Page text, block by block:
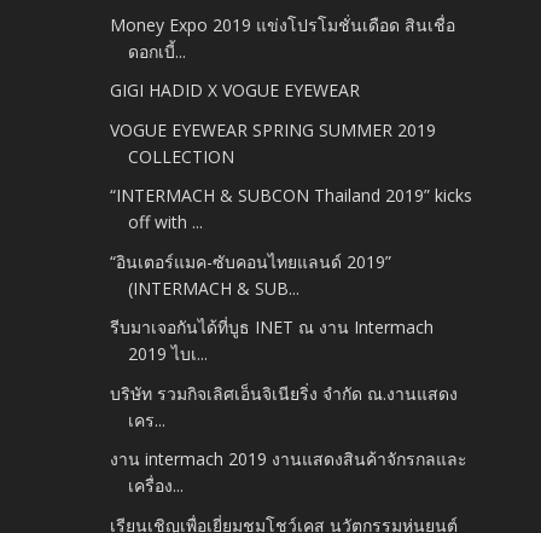
Money Expo 2019 แข่งโปรโมชั่นเดือด สินเชื่อ
ดอกเบี้...
GIGI HADID X VOGUE EYEWEAR
VOGUE EYEWEAR SPRING SUMMER 2019
COLLECTION
“INTERMACH & SUBCON Thailand 2019” kicks
off with ...
“อินเตอร์แมค-ซับคอนไทยแลนด์ 2019”
(INTERMACH & SUB...
รีบมาเจอกันได้ที่บูธ INET ณ งาน Intermach
2019 ไบเ...
บริษัท รวมกิจเลิศเอ็นจิเนียริ่ง จำกัด ณ.งานแสดง
เคร...
งาน​ intermach​ 2019 งานแสดงสินค้าจักรกลและ
เครื่อง...
เรียนเชิญเพื่อเยี่ยมชมโชว์เคส นวัตกรรมหุ่นยนต์